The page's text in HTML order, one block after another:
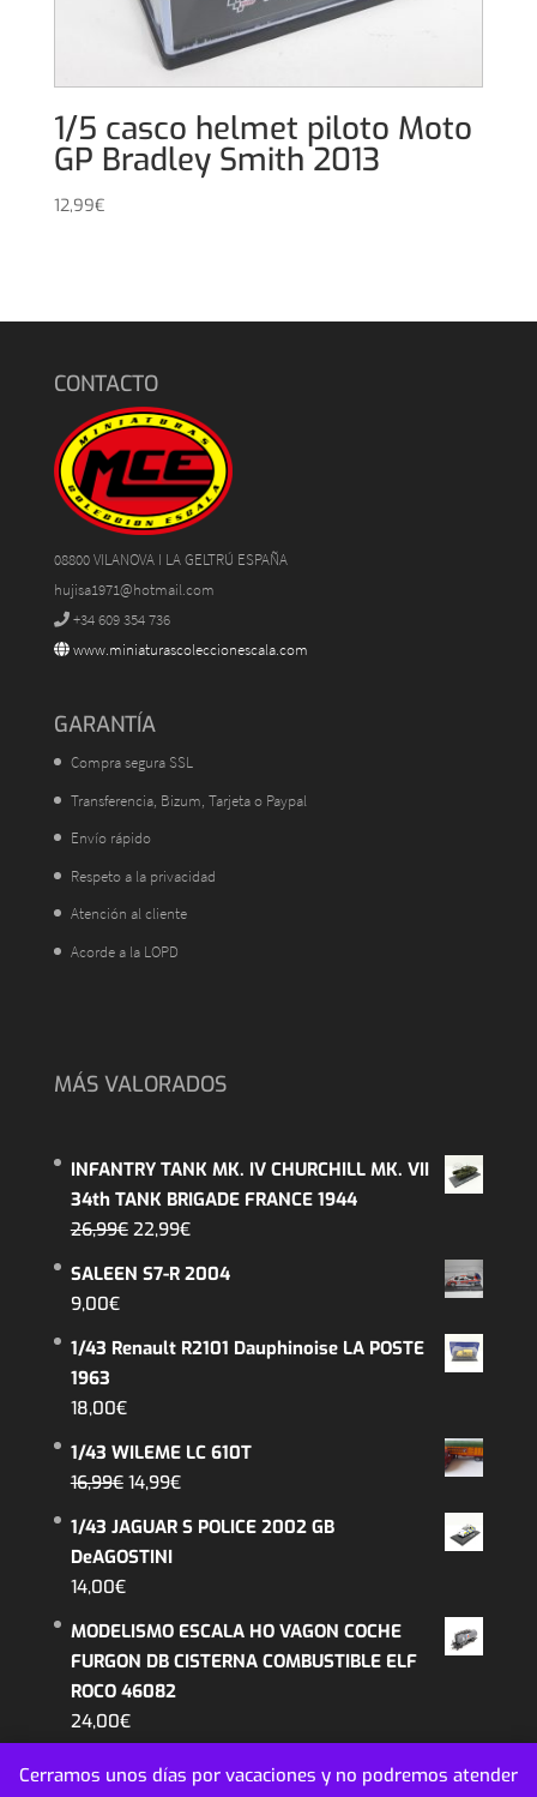
Cerramos unos días por vacaciones y no podremos atender
1/5 casco helmet piloto Moto
GP Bradley Smith 2013
12,99€
CONTACTO
08800 VILANOVA I LA GELTRÚ ESPAÑA
hujisa1971@hotmail.com
+34 609 354 736
www.miniaturascoleccionescala.com
GARANTÍA
Compra segura SSL
Transferencia, Bizum, Tarjeta o Paypal
Envío rápido
Respeto a la privacidad
Atención al cliente
Acorde a la LOPD
MÁS VALORADOS
INFANTRY TANK MK. IV CHURCHILL MK. VII
34th TANK BRIGADE FRANCE 1944
26,99€ El
original
26,99€.
22,99€El
actual
22,99€.
SALEEN S7-R 2004
9,00€
1/43 Renault R2101 Dauphinoise LA POSTE
1963
18,00€
1/43 WILEME LC 610T
16,99€ El
original
era:
14,99€El
actual
1/43 JAGUAR S POLICE 2002 GB
DeAGOSTINI
14,00€
MODELISMO ESCALA HO VAGON COCHE
FURGON DB CISTERNA COMBUSTIBLE ELF
ROCO 46082
24,00€